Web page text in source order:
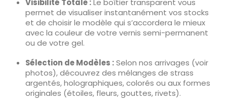
Visibilité Totale :Le boîtier transparent vous
permet de visualiser instantanément vos stocks
et de choisir le modèle qui s’accordera le mieux
avec la couleur de votre vernis semi-permanent
ou de votre gel.
Sélection de Modèles :Selon nos arrivages (voir
photos), découvrez des mélanges de strass
argentés, holographiques, colorés ou aux formes
originales (étoiles, fleurs, gouttes, rivets).